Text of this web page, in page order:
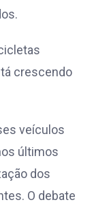
crescendo
veículos
últimos
dos
O debate